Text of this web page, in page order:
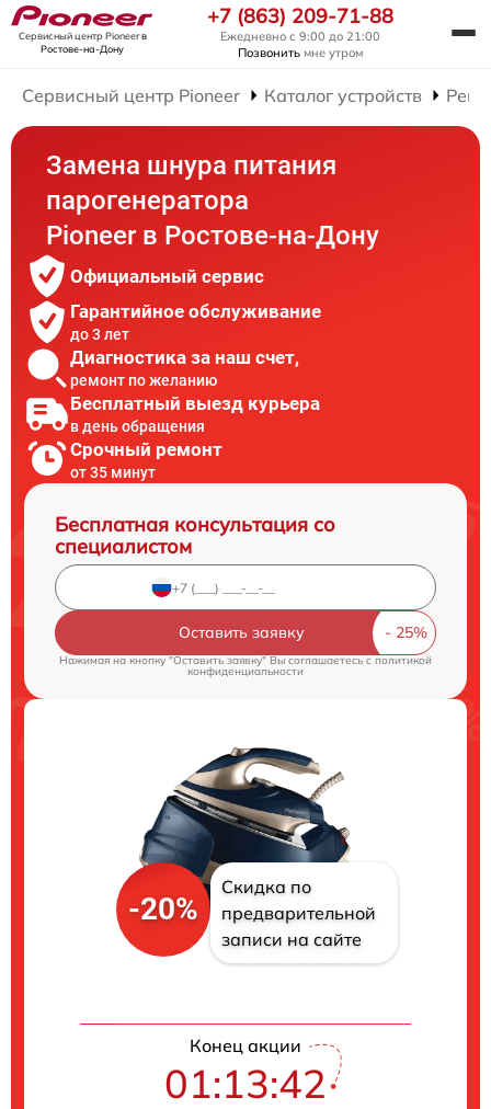
Сервисный центр Pioneerв
Ростове-на-Дону
+7 (863) 209-71-88
Ежедневно с 9:00 до 21:00
Позвонить мне утром
Сервисный центр Pioneer Каталог устройств
Замена шнура питания
парогенератора
Pioneer в Ростове-на-Дону
Официальный сервис
Гарантийное обслуживание
до 3 лет
Диагностика за наш счет,
ремонт по желанию
Бесплатный выезд курьера
в день обращения
Срочный ремонт
от 35 минут
Бесплатная консультация со
специалистом
Оставить заявку
Нажимая на кнопку "Оставить заявку" Вы соглашаетесь cполитикой
конфиденциальности
-20%
Скидка по
предварительной
записи на сайте
Конец акции
01:13:41